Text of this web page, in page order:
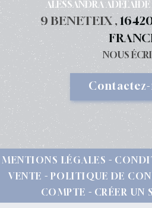
ALESSANDRA
9 BENETEIX ,
NOUS
MENTIONS LÉGALES
VENTE
POLITIQUE DE
COMPTE
CRÉER UN